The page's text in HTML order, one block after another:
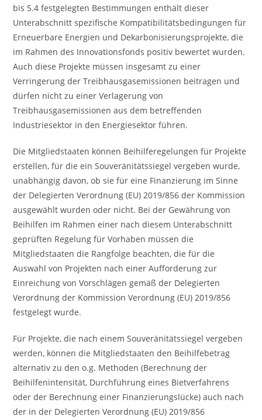
bis 5.4 festgelegten Bestimmungen enthält dieser
Unterabschnitt spezifische Kompatibilitätsbedingungen für
Erneuerbare Energien und Dekarbonisierungsprojekte, die
im Rahmen des Innovationsfonds positiv bewertet wurden.
Auch diese Projekte müssen insgesamt zu einer
Verringerung der Treibhausgasemissionen beitragen und
dürfen nicht zu einer Verlagerung von
Treibhausgasemissionen aus dem betreffenden
Industriesektor in den Energiesektor führen.
Die Mitgliedstaaten können Beihilferegelungen für Projekte
erstellen, für die ein Souveränitätssiegel vergeben wurde,
unabhängig davon, ob sie für eine Finanzierung im Sinne
der Delegierten Verordnung (EU) 2019/856 der Kommission
ausgewählt wurden oder nicht. Bei der Gewährung von
Beihilfen im Rahmen einer nach diesem Unterabschnitt
geprüften Regelung für Vorhaben müssen die
Mitgliedstaaten die Rangfolge beachten, die für die
Auswahl von Projekten nach einer Aufforderung zur
Einreichung von Vorschlägen gemäß der Delegierten
Verordnung der Kommission Verordnung (EU) 2019/856
festgelegt wurde.
Für Projekte, die nach einem Souveränitätssiegel vergeben
werden, können die Mitgliedstaaten den Beihilfebetrag
alternativ zu den o.g. Methoden (Berechnung der
Beihilfenintensität, Durchführung eines Bietverfahrens
oder der Berechnung einer Finanzierungslücke) auch nach
der in der Delegierten Verordnung (EU) 2019/856